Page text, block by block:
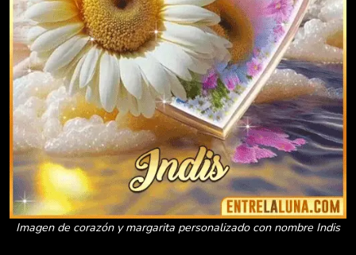
Imagen de corazón y margarita personalizado con nombre Indis